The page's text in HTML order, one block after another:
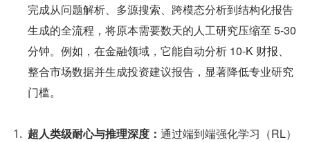
完成从问题解析、多源搜索、跨模态分析到结构化报告
生成的全流程，将原本需要数天的人工研究压缩至 5-30
分钟。例如，在金融领域，它能自动分析 10-K 财报、
整合市场数据并生成投资建议报告，显著降低专业研究
门槛。
超人类级耐心与推理深度： 通过端到端强化学习（RL）